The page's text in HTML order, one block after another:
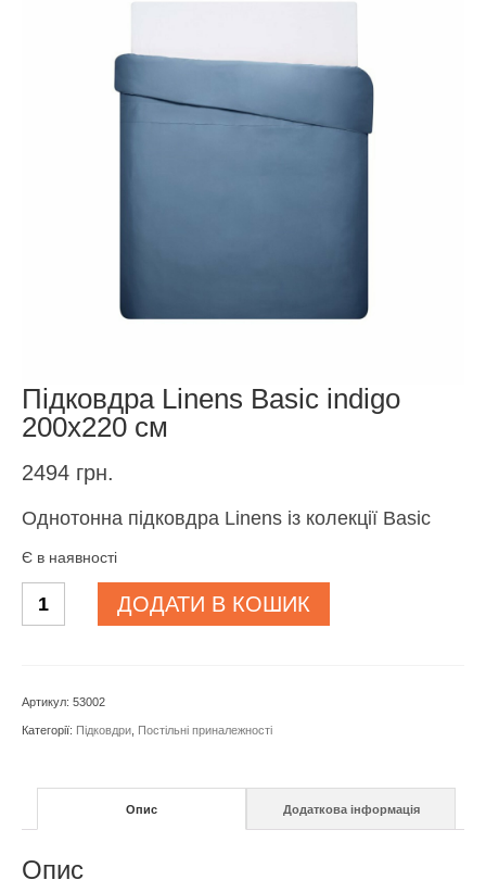
Підковдра Linens Basic indigo
200х220 см
2494 грн.
Однотонна підковдра Linens із колекції Basic
Є в наявності
Підковдра
Linens
200х220
см
ДОДАТИ В КОШИК
Артикул: 53002
Категорії: Підковдри Постільні приналежності
Опис Додаткова інформація
Опис